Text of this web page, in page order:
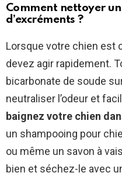
Comment nettoyer
d’excréments ?
Lorsque votre chien est
devez agir rapidement.
bicarbonate de soude
neutraliser l’odeur et
baignez votre chien
un shampooing pour
ou même un savon à
bien et séchez-le avec